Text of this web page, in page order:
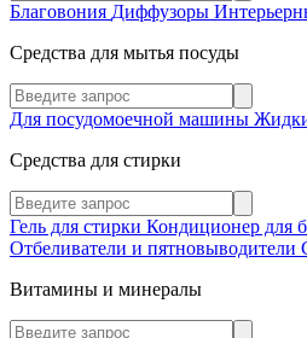
Благовония Диффузоры
Средства для мытья посуды
Для посудомоечной машины
Средства для стирки
Гель для стирки Кондиционер для
Отбеливатели и пятновыводители
Витамины и минералы